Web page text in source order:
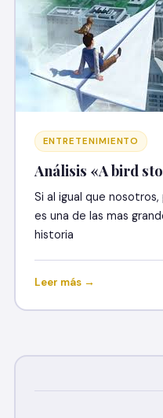
ENTRETENIMIENTO
Análisis «A bird
Si al igual que
es una de las mas
historia
Leer más →